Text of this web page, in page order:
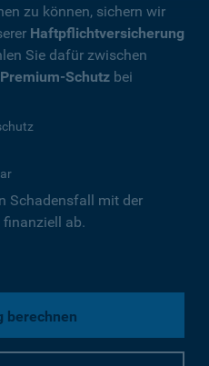
zu können, sichern wir
Haftpflichtversicherung
Sie dafür zwischen
Schutz bei
Schadensfall mit der
ab.
berechnen